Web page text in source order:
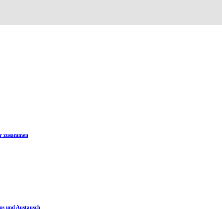
zusammen
und Austausch